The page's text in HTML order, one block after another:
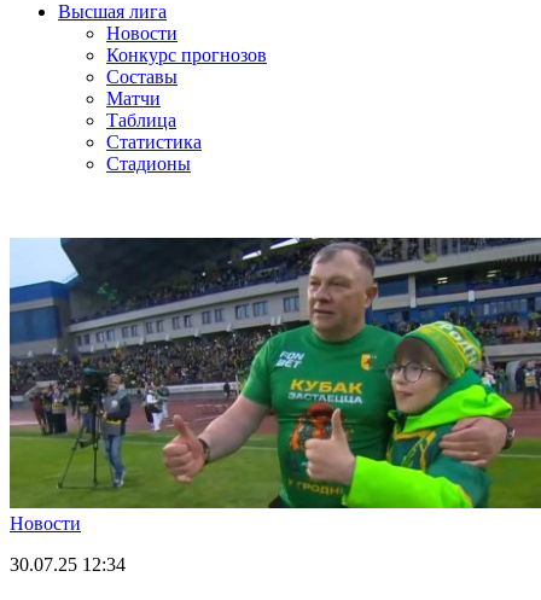
Высшая лига
Новости
Конкурс прогнозов
Составы
Матчи
Таблица
Статистика
Стадионы
Новости
30.07.25 12:34